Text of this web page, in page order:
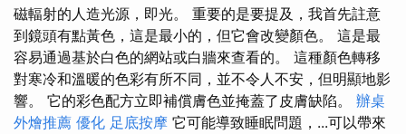
磁輻射的人造光源，即光。 重要的是要提及，我首先註意
到鏡頭有點黃色，這是最小的，但它會改變顏色。 這是最
容易通過基於白色的網站或白牆來查看的。 這種顏色轉移
對寒冷和溫暖的色彩有所不同，並不令人不安，但明顯地影
響。 它的彩色配方立即補償膚色並掩蓋了皮膚缺陷。 辦桌
外燴推薦 優化 足底按摩 它可能導致睡眠問題，...可以帶來